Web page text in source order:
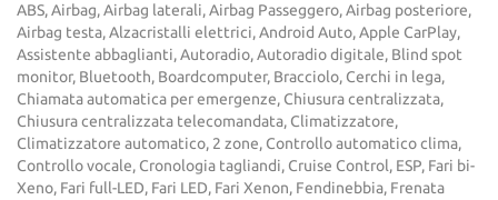
ABS, Airbag, Airbag laterali, Airbag Passeggero, Airbag posteriore,
Airbag testa, Alzacristalli elettrici, Android Auto, Apple CarPlay,
Assistente abbaglianti, Autoradio, Autoradio digitale, Blind spot
monitor, Bluetooth, Boardcomputer, Bracciolo, Cerchi in lega,
Chiamata automatica per emergenze, Chiusura centralizzata,
Chiusura centralizzata telecomandata, Climatizzatore,
Climatizzatore automatico, 2 zone, Controllo automatico clima,
Controllo vocale, Cronologia tagliandi, Cruise Control, ESP, Fari bi-
Xeno, Fari full-LED, Fari LED, Fari Xenon, Fendinebbia, Frenata